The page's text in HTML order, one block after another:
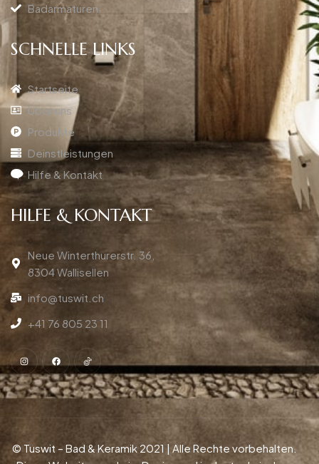
Badarmaturen
SCHNELLE LINKS
Startseite
Über uns
Produkte
Deinstleistungen
Hilfe & Kontakt
HILFE & KONTAKT
Neue Winterthurerstr. 36,
8304 Wallisellen
info@tuswit.ch
+41 76 805 23 11
© Tuswit – Bad & Keramik 2021 | Alle Rechte vorbehalten.